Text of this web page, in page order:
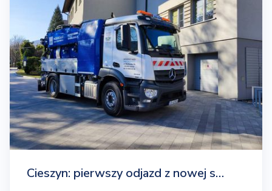
Cieszyn: pierwszy odjazd z nowej s…